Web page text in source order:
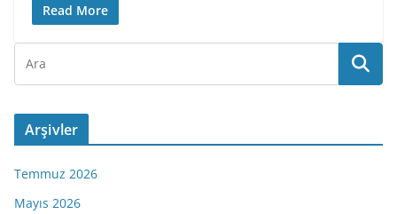
Read More
Arşivler
Temmuz 2026
Mayıs 2026